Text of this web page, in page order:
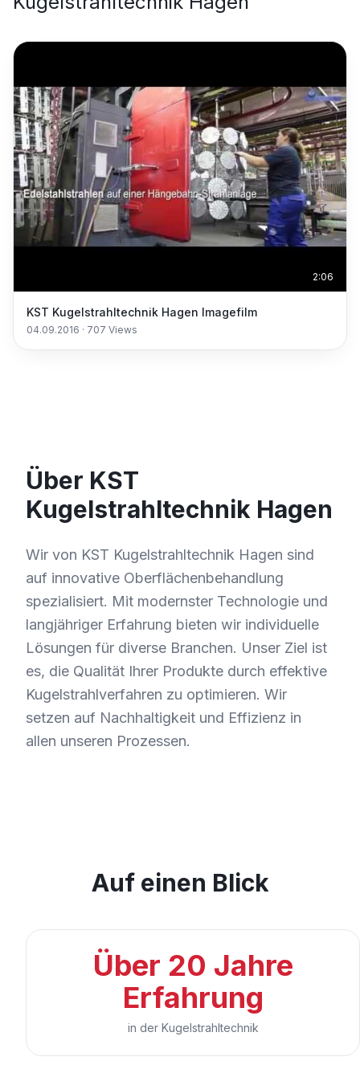
2:06
KST Kugelstrahltechnik Hagen Imagefilm
04.09.2016 · 707 Views
Über KST
Kugelstrahltechnik Hagen
Wir von KST Kugelstrahltechnik Hagen sind
auf innovative Oberflächenbehandlung
spezialisiert. Mit modernster Technologie und
langjähriger Erfahrung bieten wir individuelle
Lösungen für diverse Branchen. Unser Ziel ist
es, die Qualität Ihrer Produkte durch effektive
Kugelstrahlverfahren zu optimieren. Wir
setzen auf Nachhaltigkeit und Effizienz in
allen unseren Prozessen.
Auf einen Blick
Über 20 Jahre
Erfahrung
in der Kugelstrahltechnik